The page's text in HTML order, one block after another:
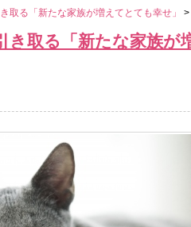
取る「新たな家族が増えてとても幸せ」 >
き取る「新たな家族が